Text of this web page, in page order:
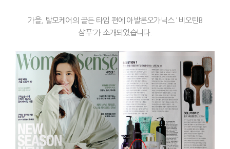
가을, 탈모케어의 골든 타임 편에 아발론오가닉스 '비오틴B
샴푸'가 소개되었습니다.